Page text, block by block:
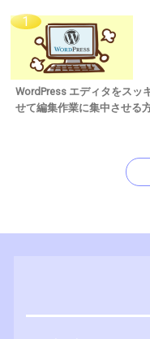
WordPress エディタをスッ
せて編集作業に集中させる